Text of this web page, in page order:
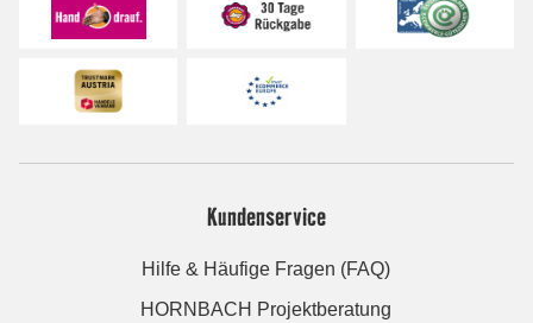
Kundenservice
Hilfe & Häufige Fragen (FAQ)
HORNBACH Projektberatung